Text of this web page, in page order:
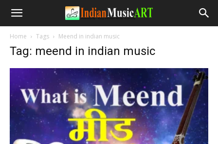
Home Tags Meend in indian music
Tag: meend in indian music